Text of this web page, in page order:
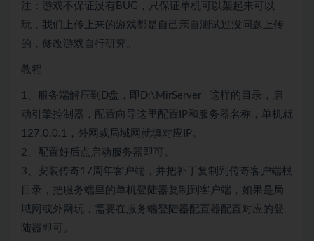
注：游戏不保证没有BUG，只保证单机可以架起来可以
玩，我们上传上来的游戏都是自己亲自测试过没问题上传
的，修改游戏自行研究。
教程
1、服务端解压到D盘，即D:\MirServer 这样的目录，启
动引擎控制器，配置向导这里配置IP和服务器名称，单机就
127.0.0.1，外网或局域网就填对应IP。
2、配置好后点启动服务器即可。
3、安装传奇17周年客户端，并把补丁复制到传奇客户端根
目录，把服务端里的单机登陆器复制到客户端，如果是局
域网或外网玩，需要在服务端登陆器配置器配置对应的登
陆器即可。